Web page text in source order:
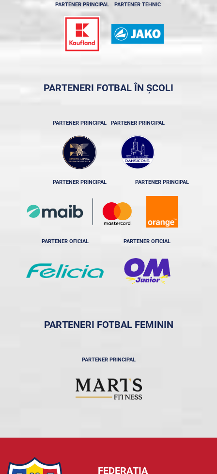
PARTENER PRINCIPAL PARTENER TEHNIC
PARTENERI FOTBAL ÎN ȘCOLI
PARTENER PRINCIPAL PARTENER PRINCIPAL
PARTENER PRINCIPAL PARTENER PRINCIPAL
PARTENER OFICIAL PARTENER OFICIAL
PARTENERI FOTBAL FEMININ
PARTENER PRINCIPAL
FEDERAȚIA